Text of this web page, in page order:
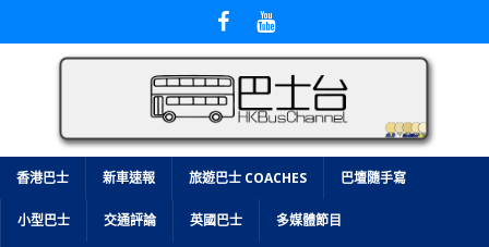
香港巴士 新車速報 旅遊巴士 COACHES 巴壇隨手寫
小型巴士 交通評論 英國巴士 多媒體節目